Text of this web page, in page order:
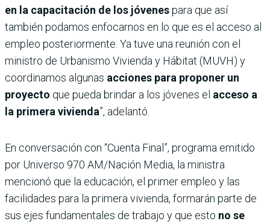
en la capacitación de los jóvenespara que así
también podamos enfocarnos en lo que es el acceso al
empleo posteriormente. Ya tuve una reunión con el
ministro de Urbanismo Vivienda y Hábitat (MUVH) y
coordinamos algunas acciones para proponer un
proyecto que pueda brindar a los jóvenes el acceso a
la primera vivienda”, adelantó.
En conversación con “Cuenta Final”, programa emitido
por Universo 970 AM/Nación Media, la ministra
mencionó que la educación, el primer empleo y las
facilidades para la primera vivienda, formarán parte de
sus ejes fundamentales de trabajo y que esto no se